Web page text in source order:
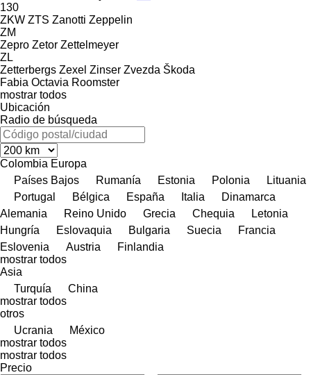
130
ZKW ZTS Zanotti Zeppelin
ZM
Zepro Zetor Zettelmeyer
ZL
Zetterbergs Zexel Zinser Zvezda Škoda
Fabia Octavia Roomster
mostrar todos
Ubicación
Radio de búsqueda
Colombia Europa
Países Bajos
Rumanía Estonia Polonia
Lituania
Portugal
Bélgica España Italia
Dinamarca
Alemania
Reino Unido Grecia Chequia
Letonia
Hungría
Eslovaquia Bulgaria Suecia
Francia
Eslovenia
Austria
Finlandia
mostrar todos
Asia
Turquía
China
mostrar todos
otros
Ucrania
México
mostrar todos
mostrar todos
Precio